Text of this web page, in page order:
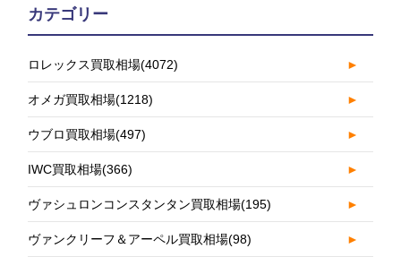
カテゴリー
ロレックス買取相場(4072) ►
オメガ買取相場(1218) ►
ウブロ買取相場(497) ►
IWC買取相場(366) ►
ヴァシュロンコンスタンタン買取相場(195) ►
ヴァンクリーフ＆アーペル買取相場(98) ►